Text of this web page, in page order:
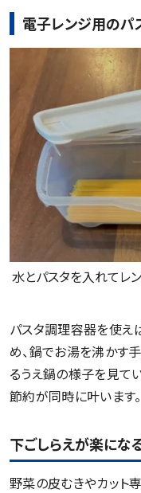
電子レンジ用のパ
水とパスタを入れてレ
パスタ調理容器を使え
め、鍋でお湯を沸かす
るうえ鍋の様子を見て
節約が同時に叶います。
下ごしらえが楽にな
野菜の皮むきやカット